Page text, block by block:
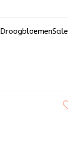
DroogbloemenSale